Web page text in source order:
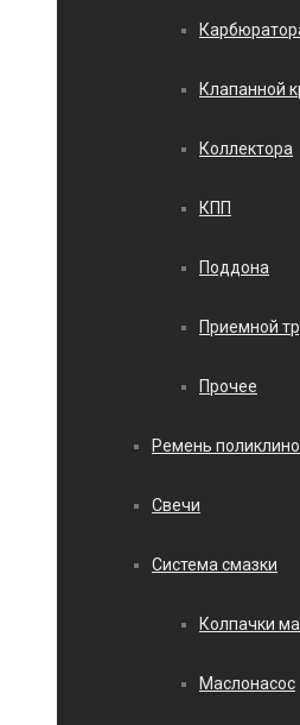
Клапанной
Коллектора
КПП
Поддона
Приемной
Прочее
Ремень
Свечи
Система смазки
Колпачки
Маслонасос